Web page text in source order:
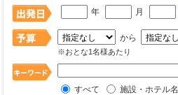
年 月
から
※おとな1名様あたり
すべて 施設・ホテル名